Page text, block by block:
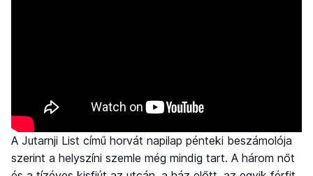
A Jutarnji List című horvát napilap pénteki beszámolója
szerint a helyszíni szemle még mindig tart. A három nőt